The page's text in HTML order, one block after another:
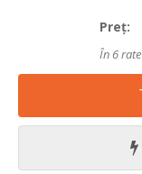
Preţ:
În 6